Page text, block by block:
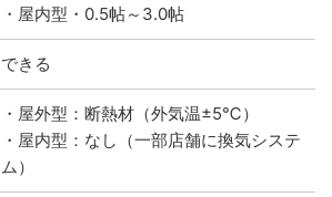
・屋内型・0.5帖～3.0帖
できる
・屋外型：断熱材（外気温±5℃）
・屋内型：なし（一部店舗に換気システ
ム）